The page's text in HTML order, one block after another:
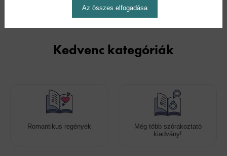
Kedvenc kategóriák
Romantikus regények
Még több szórakoztató
kiadvány!
Az összes elfogadása